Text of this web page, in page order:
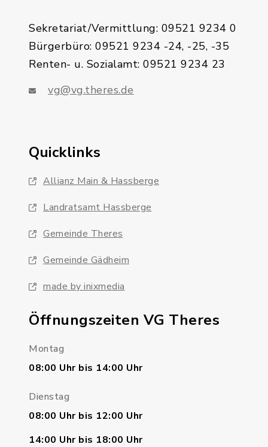
Sekretariat/Vermittlung: 09521 9234 0
Bürgerbüro: 09521 9234 -24, -25, -35
Renten- u. Sozialamt: 09521 9234 23
vg@vg.theres.de
Quicklinks
Allianz Main & Hassberge
Landratsamt Hassberge
Gemeinde Theres
Gemeinde Gädheim
made by inixmedia
Öffnungszeiten VG Theres
Montag
08:00 Uhr bis 14:00 Uhr
Dienstag
08:00 Uhr bis 12:00 Uhr
14:00 Uhr bis 18:00 Uhr